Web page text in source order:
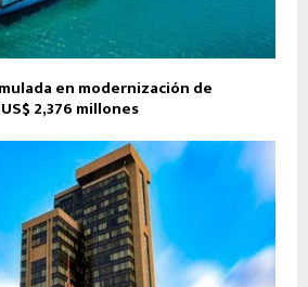
en modernización de
2,376 millones